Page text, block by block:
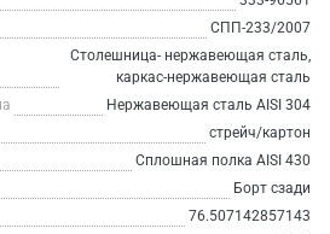
СПП-233/2007
Столешница- нержавеющая сталь,
каркас-нержавеющая сталь
Нержавеющая сталь AISI 304
стрейч/картон
Сплошная полка AISI 430
Борт сзади
76.507142857143